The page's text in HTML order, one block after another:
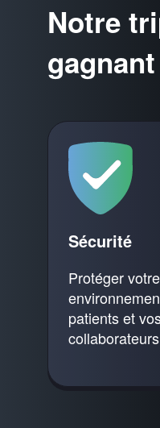
Notre
gagnant
Sécurité
Protéger votre
patients et